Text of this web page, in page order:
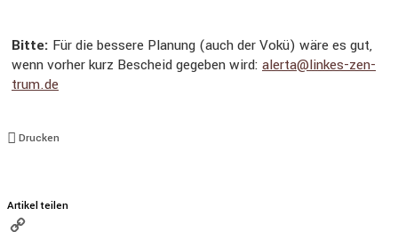
Bitte: Für die bes­se­re Pla­nung (auch der Vokü) wäre es gut,
wenn vor­her kurz Be­scheid gegeben wird: alerta@linkes-zen­
trum.de
Drucken
Artikel teilen